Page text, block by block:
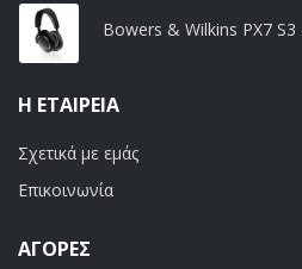
Bowers & Wilkins PX7
Η ΕΤΑΙΡΕΊΑ
Σχετικά με εμάς
Επικοινωνία
ΑΓΟΡΈΣ